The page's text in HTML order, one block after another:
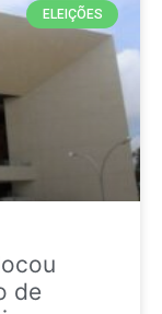
ELEIÇÕES
de